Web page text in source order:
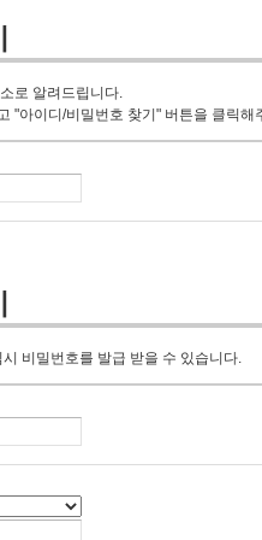
로 알려드립니다.
"아이디/비밀번호 찾기" 버튼을 클릭해
비밀번호를 발급 받을 수 있습니다.